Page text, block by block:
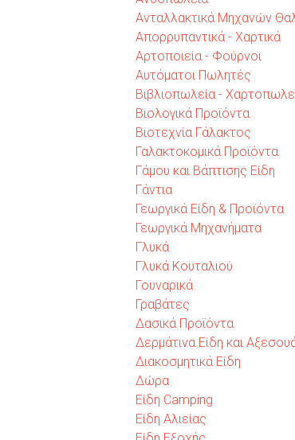
Ανταλλακτικά Μηχανών
Απορρυπαντικά - Χαρτικά
Αρτοποιεία - Φούρνοι
Αυτόματοι Πωλητές
Βιβλιοπωλεία -
Βιολογικά Προϊόντα
Βιοτεχνία Γάλακτος
Γαλακτοκομικά Προϊόντα
Γάμου και Βάπτισης Είδη
Γάντια
Γεωργικά Είδη & Προϊόντα
Γεωργικά Μηχανήματα
Γλυκά
Γλυκά Κουταλιού
Γουναρικά
Γραβάτες
Δασικά Προϊόντα
Δερμάτινα Είδη και
Διακοσμητικά Είδη
Δώρα
Είδη Camping
Είδη Αλιείας